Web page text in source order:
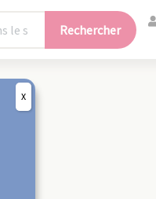
Rechercher
X